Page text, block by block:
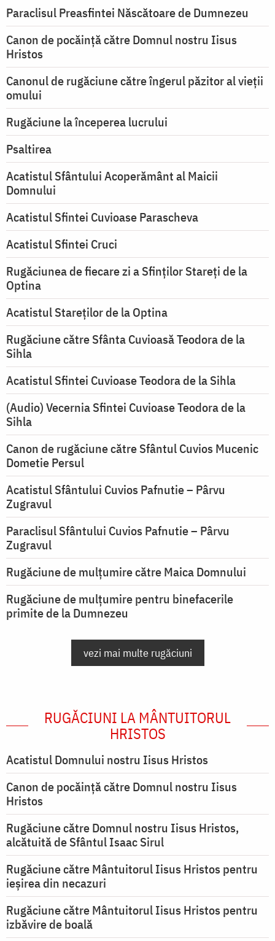
Paraclisul Preasfintei Născătoare de Dumnezeu
Canon de pocăință către Domnul nostru Iisus
Hristos
Canonul de rugăciune către îngerul păzitor al vieții
omului
Rugăciune la începerea lucrului
Psaltirea
Acatistul Sfântului Acoperământ al Maicii
Domnului
Acatistul Sfintei Cuvioase Parascheva
Acatistul Sfintei Cruci
Rugăciunea de fiecare zi a Sfinților Stareți de la
Optina
Acatistul Stareţilor de la Optina
Rugăciune către Sfânta Cuvioasă Teodora de la
Sihla
Acatistul Sfintei Cuvioase Teodora de la Sihla
(Audio) Vecernia Sfintei Cuvioase Teodora de la
Sihla
Canon de rugăciune către Sfântul Cuvios Mucenic
Dometie Persul
Acatistul Sfântului Cuvios Pafnutie – Pârvu
Zugravul
Paraclisul Sfântului Cuvios Pafnutie – Pârvu
Zugravul
Rugăciune de mulţumire către Maica Domnului
Rugăciune de mulțumire pentru binefacerile
primite de la Dumnezeu
vezi mai multe rugăciuni
RUGĂCIUNI LA MÂNTUITORUL
HRISTOS
Acatistul Domnului nostru Iisus Hristos
Canon de pocăință către Domnul nostru Iisus
Hristos
Rugăciune către Domnul nostru Iisus Hristos,
alcătuită de Sfântul Isaac Sirul
Rugăciune către Mântuitorul Iisus Hristos pentru
ieşirea din necazuri
Rugăciune către Mântuitorul Iisus Hristos pentru
izbăvire de boală